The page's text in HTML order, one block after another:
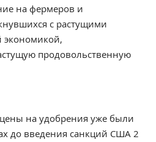
на фермеров и
с растущими
экономикой,
продовольственную
на удобрения уже были
до введения санкций США 2